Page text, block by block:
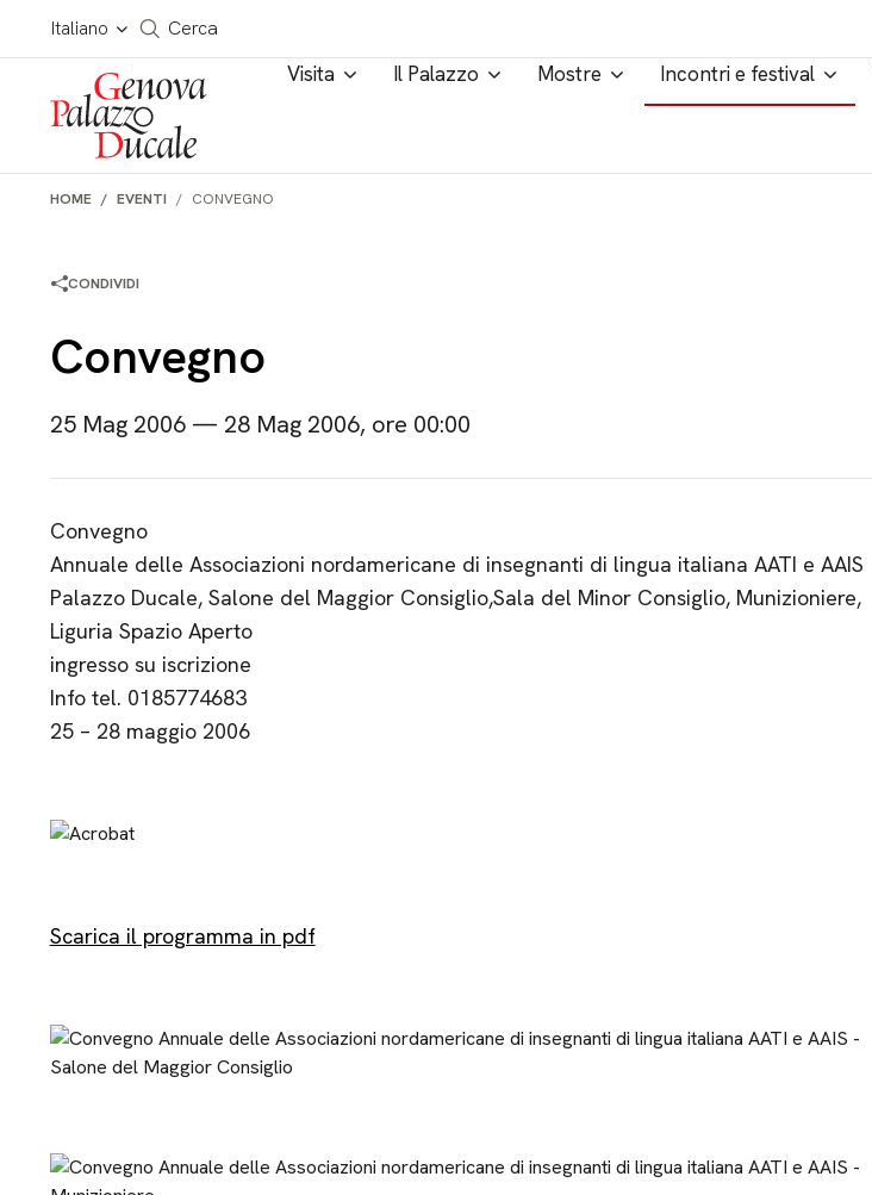
Salta al contenuto
Italiano
Cerca in tutto il sito
Cerca
Visita Il Palazzo Mostre Incontri e festival
HOME EVENTI CONVEGNO
CONDIVIDI
Convegno
25 Mag 2006 — 28 Mag 2006, ore 00:00
Convegno
Annuale delle Associazioni nordamericane di insegnanti di lingua italiana AATI e AAIS
Palazzo Ducale, Salone del Maggior Consiglio,Sala del Minor Consiglio, Munizioniere,
Liguria Spazio Aperto
ingresso su iscrizione
Info tel. 0185774683
25 – 28 maggio 2006
Scarica il programma in pdf